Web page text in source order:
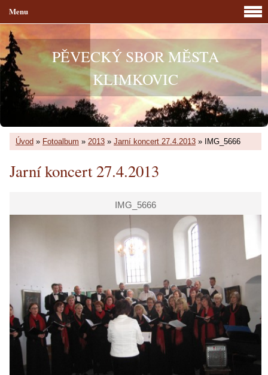
PĚVECKÝ SBOR MĚSTA
KLIMKOVIC
Úvod » Fotoalbum » 2013 » Jarní koncert 27.4.2013 » IMG_5666
Jarní koncert 27.4.2013
IMG_5666
Menu